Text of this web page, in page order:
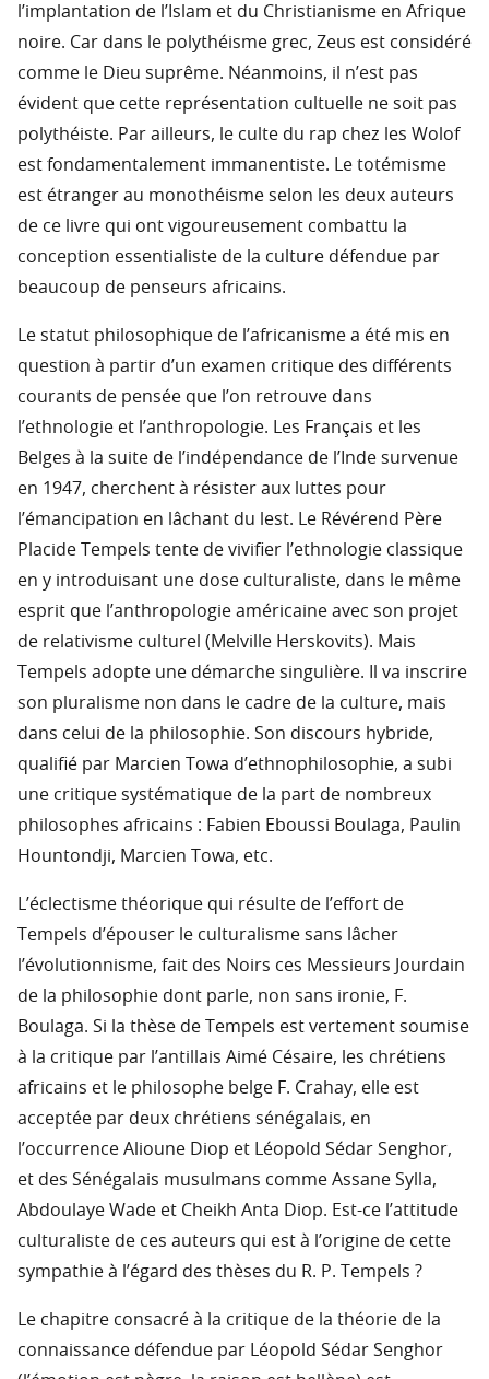
l’implantation de l’Islam et du Christianisme en Afrique
noire. Car dans le polythéisme grec, Zeus est considéré
comme le Dieu suprême. Néanmoins, il n’est pas
évident que cette représentation cultuelle ne soit pas
polythéiste. Par ailleurs, le culte du rap chez les Wolof
est fondamentalement immanentiste. Le totémisme
est étranger au monothéisme selon les deux auteurs
de ce livre qui ont vigoureusement combattu la
conception essentialiste de la culture défendue par
beaucoup de penseurs africains.
Le statut philosophique de l’africanisme a été mis en
question à partir d’un examen critique des différents
courants de pensée que l’on retrouve dans
l’ethnologie et l’anthropologie. Les Français et les
Belges à la suite de l’indépendance de l’Inde survenue
en 1947, cherchent à résister aux luttes pour
l’émancipation en lâchant du lest. Le Révérend Père
Placide Tempels tente de vivifier l’ethnologie classique
en y introduisant une dose culturaliste, dans le même
esprit que l’anthropologie américaine avec son projet
de relativisme culturel (Melville Herskovits). Mais
Tempels adopte une démarche singulière. Il va inscrire
son pluralisme non dans le cadre de la culture, mais
dans celui de la philosophie. Son discours hybride,
qualifié par Marcien Towa d’ethnophilosophie, a subi
une critique systématique de la part de nombreux
philosophes africains : Fabien Eboussi Boulaga, Paulin
Hountondji, Marcien Towa, etc.
L’éclectisme théorique qui résulte de l’effort de
Tempels d’épouser le culturalisme sans lâcher
l’évolutionnisme, fait des Noirs ces Messieurs Jourdain
de la philosophie dont parle, non sans ironie, F.
Boulaga. Si la thèse de Tempels est vertement soumise
à la critique par l’antillais Aimé Césaire, les chrétiens
africains et le philosophe belge F. Crahay, elle est
acceptée par deux chrétiens sénégalais, en
l’occurrence Alioune Diop et Léopold Sédar Senghor,
et des Sénégalais musulmans comme Assane Sylla,
Abdoulaye Wade et Cheikh Anta Diop. Est-ce l’attitude
culturaliste de ces auteurs qui est à l’origine de cette
sympathie à l’égard des thèses du R. P. Tempels ?
Le chapitre consacré à la critique de la théorie de la
connaissance défendue par Léopold Sédar Senghor